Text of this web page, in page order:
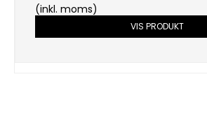
(inkl. moms)
VIS PRODUKT